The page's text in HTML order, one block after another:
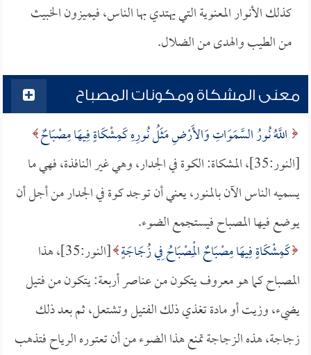
كذلك الأنوار المعنوية التي يهتدي بها الناس، فيميزون الخبيث
من الطيب والهدى من الضلال.
معنى المشكاة ومكونات المصباح
اللَّهُ نُورُ السَّمَوَاتِ وَالأَرْضِ مَثَلُ نُورِهِ كَمِشْكَاةٍ فِيهَا مِصْبَاحٌ
[النور:35]، المشكاة: الكوة في الجدار، وهي غير النافذة، فهي ما
يسميه الناس الآن بالمنور، يعني أن توجد كوة في الجدار من أجل أن
يوضع فيها المصباح فيستجمع الضوء.
كَمِشْكَاةٍ فِيهَا مِصْبَاحٌ الْمِصْبَاحُ فِي زُجَاجَةٍ
[النور:35]، هذا
المصباح كما هو معروف يتكون من عناصر أربعة: يتكون من فتيل
يضيء، وزيت أو مادة تغذي ذلك الفتيل وتشتعل، ثم بعد ذلك
زجاجة، هذه الزجاجة تمنع هذا الضوء من أن تعتوره الرياح فتذهب